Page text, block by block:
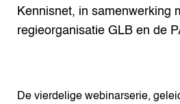
Kennisnet, in samenwerking
regieorganisatie GLB en de
De vierdelige webinarserie,